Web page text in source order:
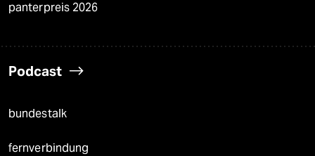
panterpreis 2026
Podcast
bundestalk
fernverbindung